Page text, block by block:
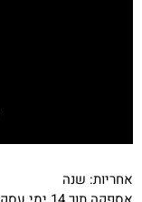
אחריות: שנה